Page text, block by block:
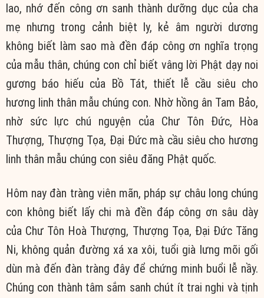
lao, nhớ đến công ơn sanh thành dưỡng dục của cha
mẹ nhưng trong cảnh biệt ly, kẻ âm người dương
không biết làm sao mà đền đáp công ơn nghĩa trọng
của mẫu thân, chúng con chỉ biết vâng lời Phật dạy noi
gương báo hiếu của Bồ Tát, thiết lễ cầu siêu cho
hương linh thân mẫu chúng con. Nhờ hồng ân Tam Bảo,
nhờ sức lực chú nguyện của Chư Tôn Đức, Hòa
Thượng, Thượng Tọa, Đại Đức mà cầu siêu cho hương
linh thân mẫu chúng con siêu đăng Phật quốc.
Hôm nay đàn tràng viên mãn, pháp sự châu long chúng
con không biết lấy chi mà đền đáp công ơn sâu dày
của Chư Tôn Hoà Thượng, Thượng Tọa, Đại Đức Tăng
Ni, không quản đường xá xa xôi, tuổi già lưng mõi gối
dùn mà đến đàn tràng đây để chứng minh buổi lễ nầy.
Chúng con thành tâm sắm sanh chút ít trai nghi và tịnh